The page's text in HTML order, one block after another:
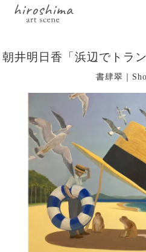
朝井明日香「浜辺でトラ
書肆翠｜